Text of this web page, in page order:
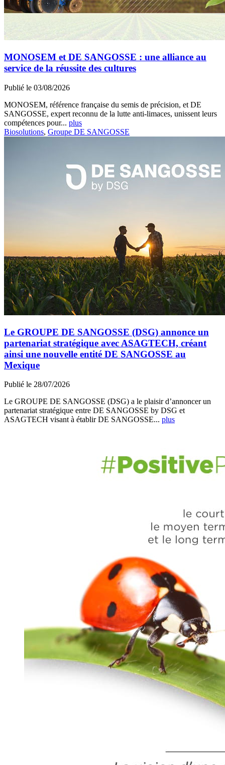
MONOSEM et DE SANGOSSE : une alliance au
service de la réussite des cultures
Publié le 03/08/2026
MONOSEM, référence française du semis de précision, et DE
SANGOSSE, expert reconnu de la lutte anti-limaces, unissent leurs
compétences pour... plus
Biosolutions, Groupe DE SANGOSSE
Le GROUPE DE SANGOSSE (DSG) annonce un
partenariat stratégique avec ASAGTECH, créant
ainsi une nouvelle entité DE SANGOSSE au
Mexique
Publié le 28/07/2026
Le GROUPE DE SANGOSSE (DSG) a le plaisir d’annoncer un
partenariat stratégique entre DE SANGOSSE by DSG et
ASAGTECH visant à établir DE SANGOSSE... plus